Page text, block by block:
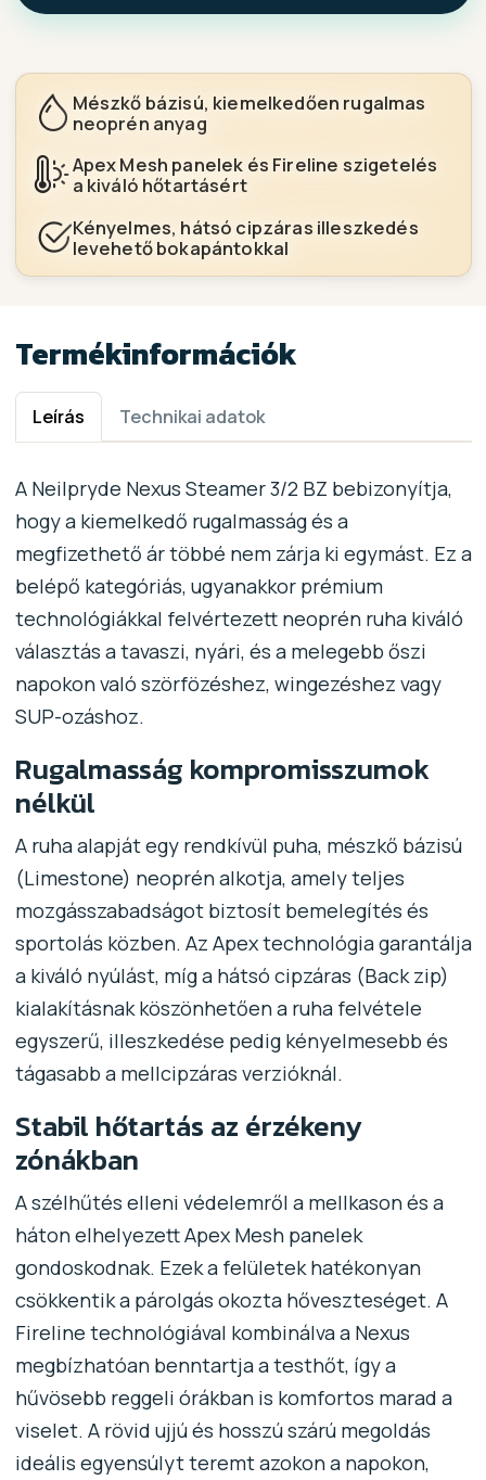
Mészkő bázisú, kiemelkedően rugalmas
neoprén anyag
Apex Mesh panelek és Fireline szigetelés
a kiváló hőtartásért
Kényelmes, hátsó cipzáras illeszkedés
levehető bokapántokkal
Termékinformációk
Leírás Technikai adatok
A Neilpryde Nexus Steamer 3/2 BZ bebizonyítja,
hogy a kiemelkedő rugalmasság és a
megfizethető ár többé nem zárja ki egymást. Ez a
belépő kategóriás, ugyanakkor prémium
technológiákkal felvértezett neoprén ruha kiváló
választás a tavaszi, nyári, és a melegebb őszi
napokon való szörfözéshez, wingezéshez vagy
SUP-ozáshoz.
Rugalmasság kompromisszumok
nélkül
A ruha alapját egy rendkívül puha, mészkő bázisú
(Limestone) neoprén alkotja, amely teljes
mozgásszabadságot biztosít bemelegítés és
sportolás közben. Az Apex technológia garantálja
a kiváló nyúlást, míg a hátsó cipzáras (Back zip)
kialakításnak köszönhetően a ruha felvétele
egyszerű, illeszkedése pedig kényelmesebb és
tágasabb a mellcipzáras verzióknál.
Stabil hőtartás az érzékeny
zónákban
A szélhűtés elleni védelemről a mellkason és a
háton elhelyezett Apex Mesh panelek
gondoskodnak. Ezek a felületek hatékonyan
csökkentik a párolgás okozta hőveszteséget. A
Fireline technológiával kombinálva a Nexus
megbízhatóan benntartja a testhőt, így a
hűvösebb reggeli órákban is komfortos marad a
viselet. A rövid ujjú és hosszú szárú megoldás
ideális egyensúlyt teremt azokon a napokon,